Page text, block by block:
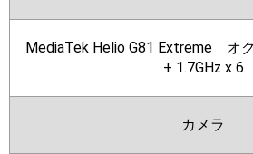
MediaTek Helio G81 Extreme オ
+ 1.7GHz x 6
カメラ